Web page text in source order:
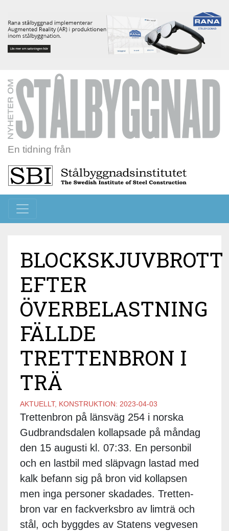
En tidning från
Toggle navigation
BLOCKSKJUVBROTT
EFTER
ÖVERBELASTNING
FÄLLDE
TRETTENBRON I
TRÄ
AKTUELLT, KONSTRUKTION: 2023-04-03
Trettenbron på länsväg 254 i norska
Gudbrandsdalen kollapsade på måndag
den 15 augusti kl. 07:33. En personbil
och en lastbil med släpvagn lastad med
kalk befann sig på bron vid kollapsen
men inga personer skadades. Tretten-
bron var en fackverksbro av limträ och
stål, och byggdes av Statens vegvesen